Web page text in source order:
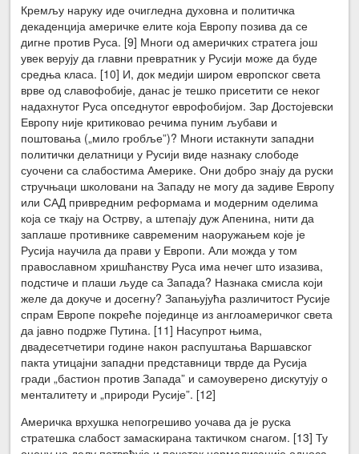
Кремљу наруку иде очигледна духовна и политичка
декаденција америчке елите која Европу позива да се
дигне против Руса. [9] Многи од америчких стратега још
увек верују да главни превратник у Русији може да буде
средња класа. [10] И, док медији широм европског света
врве од славофобије, данас је тешко присетити се неког
надахнутог Руса опседнутог еврофобијом. Зар Достојевски
Европу није критиковао речима пуним љубави и
поштовања („мило гробље”)? Многи истакнути западни
политички делатници у Русији виде назнаку слободе
суочени са слабостима Америке. Они добро знају да руски
стручњаци школовани на Западу не могу да задиве Европу
или САД привредним реформама и модерним оделима
која се ткају на Острву, а штепају дуж Апенина, нити да
заплаше противнике савременим наоружањем које је
Русија научила да прави у Европи. Али можда у том
православном хришћанству Руса има нечег што изазива,
подстиче и плаши људе са Запада? Назнака смисла који
желе да докуче и досегну? Запањујућа различитост Русије
спрам Европе покреће појединце из англоамеричког света
да јавно подрже Путина. [11] Насупрот њима,
двадесетчетири године након распуштања Варшавског
пакта утицајни западни представници тврде да Русија
гради „бастион против Запада” и самоуверено дискутују о
менталитету и „природи Русије”. [12]
Америчка врхушка непогрешиво уочава да је руска
стратешка слабост замаскирана тактичком снагом. [13] Ту